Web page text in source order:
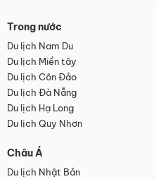
Trong nước
Du lịch Nam Du
Du lịch Miền tây
Du lịch Côn Đảo
Du lịch Đà Nẵng
Du lịch Hạ Long
Du lịch Quy Nhơn
Châu Á
Du lịch Nhật Bản